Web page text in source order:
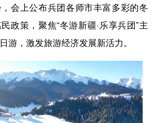
天津 河北 山西
安徽 福建 江西
湖北 湖南
广西 海南 重庆
会上公布兵团各师市丰富多彩的冬
政策，聚焦“冬游新疆·乐享兵团”主
游，激发旅游经济发展新活力。